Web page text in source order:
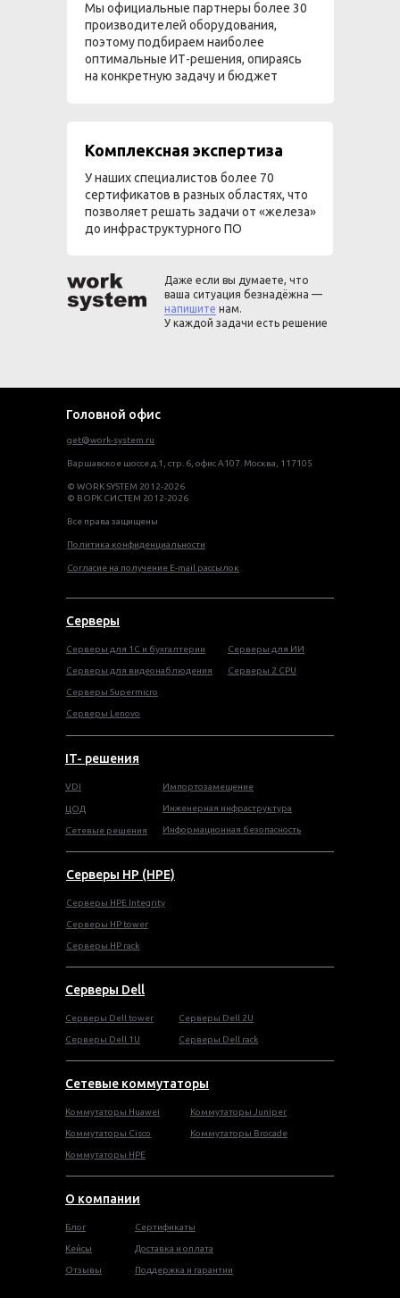
Мы официальные партнеры более 30
производителей оборудования,
поэтому подбираем наиболее
оптимальные ИТ-решения, опираясь
на конкретную задачу и бюджет
Комплексная экспертиза
У наших специалистов более 70
сертификатов в разных областях, что
позволяет решать задачи от «железа»
до инфраструктурного ПО
Даже если вы думаете, что
ваша ситуация безнадёжна —
напишите нам.
У каждой задачи есть решение
get@work-system.ru
Варшавское шоссе д.1, стр. 6, офис А107. Москва, 117105
© WORK SYSTEM 2012-2026
© ВОРК СИСТЕМ 2012-2026
Все права защищены
Политика конфиденциальности
Согласие на получение E-mail рассылок
Головной офис
Серверы
О компании
Серверы HP (HPE)
Серверы Dell
Сетевые коммутаторы
Серверы для 1С и бухгалтерии
Серверы для видеонаблюдения
Серверы Supermicro
Серверы HPE Integrity
Cерверы HP tower
Cерверы HP rack
Серверы Lenovo
Серверы для ИИ
Серверы 2 CPU
Cерверы Dell tower
Серверы Dell 1U
Серверы Dell 2U
Серверы Dell rack
VDI
ЦОД
Сетевые решения
Импортозамещение
Инженерная инфраструктура
Информационная безопасность
IT- решения
Блог
Кейсы
Отзывы
Сертификаты
Доставка и оплата
Поддержка и гарантии
Коммутаторы Huawei
Коммутаторы Cisco
Коммутаторы HPE
Коммутаторы Juniper
Коммутаторы Brocade